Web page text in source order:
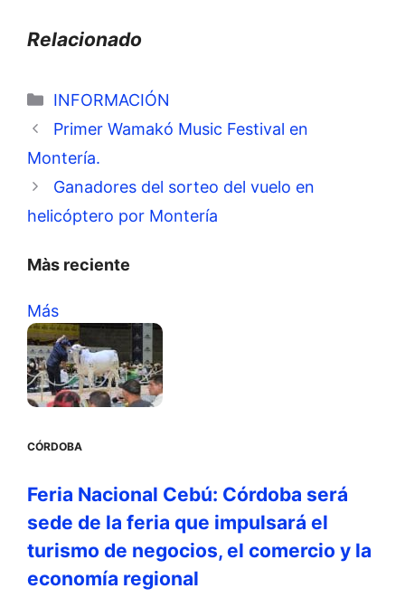
Relacionado
Categorías
INFORMACIÓN
Primer Wamakó Music Festival en
Montería.
Ganadores del sorteo del vuelo en
helicóptero por Montería
Màs reciente
Más
CÓRDOBA
Feria Nacional Cebú: Córdoba será
sede de la feria que impulsará el
turismo de negocios, el comercio y la
economía regional